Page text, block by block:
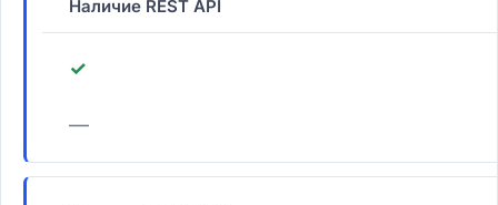
Наличие REST API
✓
—